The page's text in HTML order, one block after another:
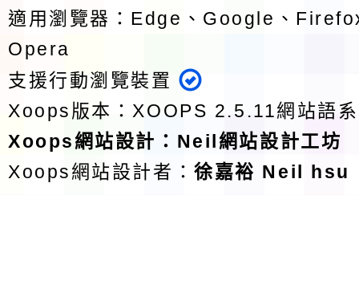
適用瀏覽器：Edge、Google、
Opera
支援行動瀏覽裝置
Xoops版本： XOOPS 2.5.11網站語
Xoops網站設計 ： Neil網站設計工坊
Xoops網站設計者：徐嘉裕 Neil hsu